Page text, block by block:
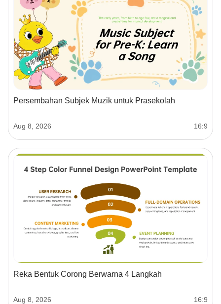
Persembahan Subjek Muzik untuk Prasekolah
Aug 8, 2026 16:9
Reka Bentuk Corong Berwarna 4 Langkah
Aug 8, 2026 16:9